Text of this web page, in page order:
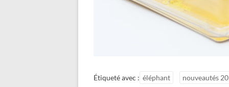
Étiqueté avec : éléphant nouveautés